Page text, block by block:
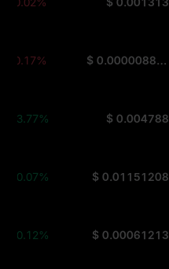
$ 0.000008867
-0.17%
$ 0.004788
+3.77%
$ 0.01151208
+0.07%
$ 0.00061213
+0.12%